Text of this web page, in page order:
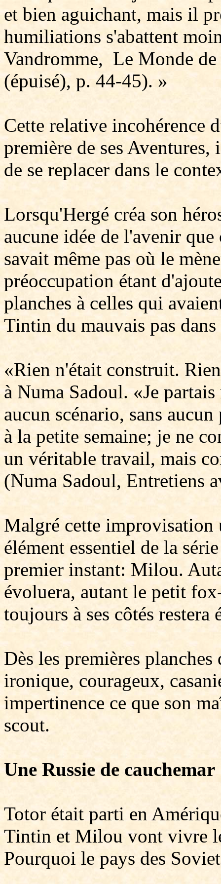
et bien aguichant, mais il
humiliations s'abattent
Vandromme, Le Monde
(épuisé), p. 44-45). »
Cette relative incohérence
première de ses
de se replacer dans le
Lorsqu'Hergé créa son
aucune idée de l'avenir
savait même pas où le
préoccupation étant
planches à celles qui
Tintin du mauvais pas
«Rien n'était construit.
à Numa Sadoul. «Je
aucun scénario, sans
à la petite semaine; je ne
un véritable travail, mais
(Numa Sadoul, Entretiens
Malgré cette
élément essentiel de la
premier instant: Milou.
évoluera, autant le petit
toujours à ses côtés restera
Dès les premières
ironique, courageux,
impertinence ce que son
scout.
Une Russie de cauchemar
Totor était parti en
Tintin et Milou vont vivre
Pourquoi le pays des